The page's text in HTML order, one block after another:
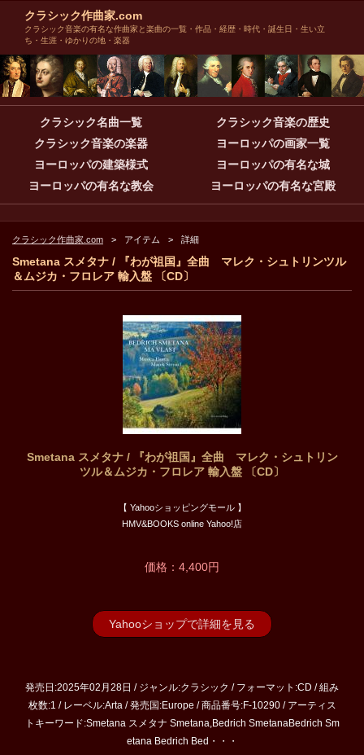
クラシック作曲家.com
クラシック音楽の有名な作曲家と楽曲の一覧・作品・経歴・時代・誕生日・生い立
ち・生涯・ゆかりの地・楽器
クラシック名曲一覧
クラシック音楽の歴史
クラシック音楽の楽器
ヨーロッパの画家一覧
ヨーロッパの建築様式
ヨーロッパの有名な城
ヨーロッパの有名な教会
ヨーロッパの有名な宮殿
クラシック作曲家.com アイテム 詳細
Smetana スメタナ / 『わが祖国』全曲 マレク・シュトリンツル
＆ムジカ・フロレア 輸入盤 〔CD〕
Smetana スメタナ / 『わが祖国』全曲 マレク・シュトリン
ツル＆ムジカ・フロレア 輸入盤 〔CD〕
【 Yahooショッピングモール 】
HMV&BOOKS online Yahoo!店
価格：4,400円
Yahooショップで詳細を見る
発売日:2025年02月28日 / ジャンル:クラシック / フォーマット:CD / 組み
枚数:1 / レーベル:Arta / 発売国:Europe / 商品番号:F-10290 / アーティス
トキーワード:Smetana スメタナ Smetana,Bedrich SmetanaBedrich Sm
etana Bedrich Bed・・・